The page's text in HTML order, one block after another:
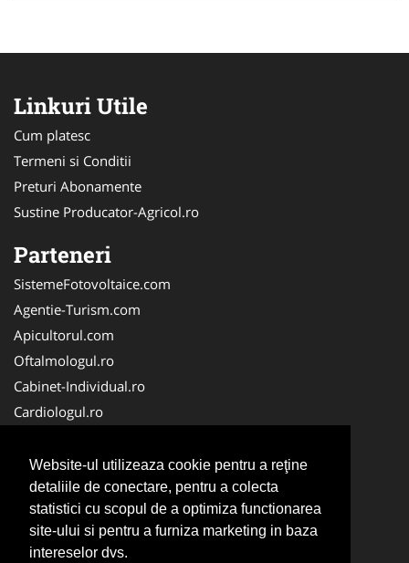
Website-ul utilizeaza cookie pentru a reţine
detaliile de conectare, pentru a colecta
statistici cu scopul de a optimiza functionarea
site-ului si pentru a furniza marketing in baza
intereselor dvs.
Linkuri Utile
Cum platesc
Termeni si Conditii
Preturi Abonamente
Sustine Producator-Agricol.ro
Parteneri
SistemeFotovoltaice.com
Agentie-Turism.com
Apicultorul.com
Oftalmologul.ro
Cabinet-Individual.ro
Cardiologul.ro
CramaVinuri.ro
Centru-Copiere.ro
CentruInchirieri.ro
Medic-Bun.com